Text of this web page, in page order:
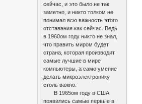
сейчас, и это было не так
заметно, и никто толком не
понимал всю важность этого
отставания как сейчас. Ведь
в 1960ом году никто не знал,
что править миром будет
страна, которая производит
самые лучшие в мире
компьютеры, а само умение
делать микроэлектронику
столь важно.
В 1965ом году в США
появились самые первые в